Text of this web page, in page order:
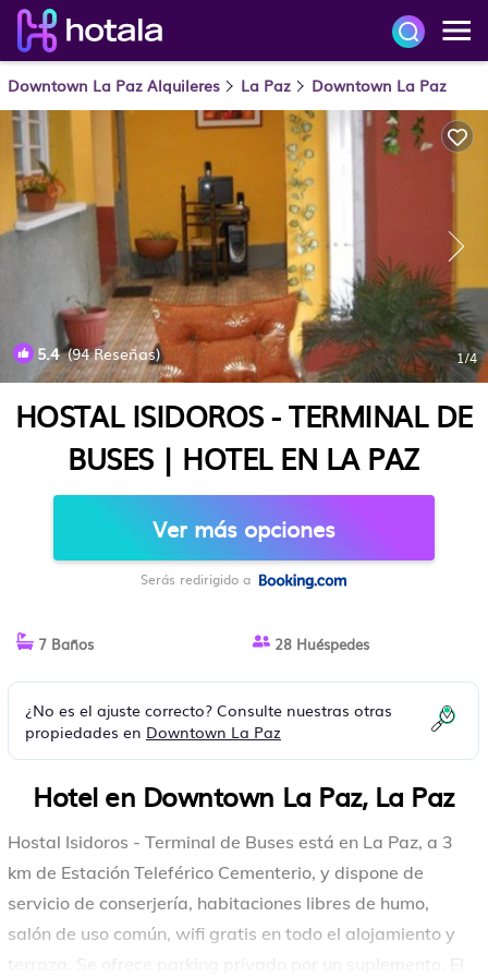
Downtown La Paz Alquileres La Paz Downtown La Paz
5.4(94 Reseñas) 1/4
HOSTAL ISIDOROS - TERMINAL DE
BUSES | HOTEL EN LA PAZ
Ver más opciones
Serás redirigido a
7 Baños 28 Huéspedes
¿No es el ajuste correcto? Consulte nuestras otras
propiedades en Downtown La Paz
Hotel en Downtown La Paz, La Paz
Hostal Isidoros - Terminal de Buses está en La Paz, a 3
km de Estación Teleférico Cementerio, y dispone de
servicio de conserjería, habitaciones libres de humo,
salón de uso común, wifi gratis en todo el alojamiento y
terraza. Se ofrece parking privado por un suplemento. El